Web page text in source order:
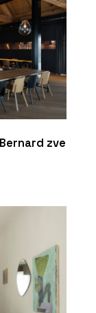
zve